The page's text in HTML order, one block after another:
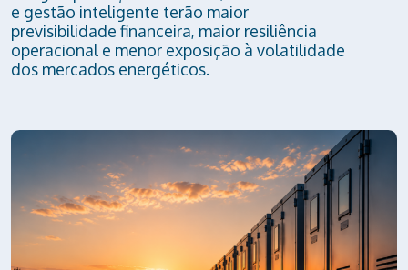
e gestão inteligente terão maior
previsibilidade financeira, maior resiliência
operacional e menor exposição à volatilidade
dos mercados energéticos.